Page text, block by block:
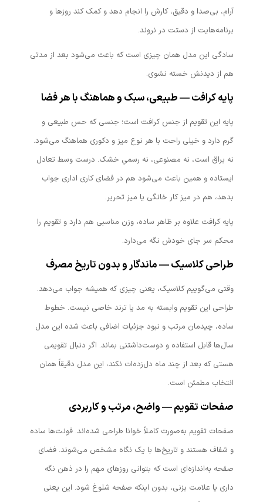
آرام، بی‌صدا و دقیق، کارش را انجام دهد و کمک کند روزها و
برنامه‌هایت از دستت در نروند.
سادگی این مدل همان چیزی است که باعث می‌شود بعد از مدتی
هم از دیدنش خسته نشوی.
پایه کرافت — طبیعی، سبک و هماهنگ با هر فضا
پایه این تقویم از جنس کرافت است؛ جنسی که حس طبیعی و
گرم دارد و خیلی راحت با هر نوع میز و دکوری هماهنگ می‌شود.
نه براق است، نه مصنوعی، نه رسمیِ خشک. درست وسط تعادل
ایستاده و همین باعث می‌شود هم در فضای کاری اداری جواب
بدهد، هم در میز کار خانگی یا میز تحریر.
پایه کرافت علاوه بر ظاهر ساده، وزن مناسبی هم دارد و تقویم را
محکم سر جای خودش نگه می‌دارد.
طراحی کلاسیک — ماندگار و بدون تاریخ مصرف
وقتی می‌گوییم کلاسیک، یعنی چیزی که همیشه جواب می‌دهد.
طراحی این تقویم وابسته به مد یا ترند خاصی نیست. خطوط
ساده، چیدمان مرتب و نبود جزئیات اضافی باعث شده این مدل
سال‌ها قابل استفاده و دوست‌داشتنی بماند. اگر دنبال تقویمی
هستی که بعد از چند ماه دل‌زده‌ات نکند، این مدل دقیقاً همان
انتخاب مطمئن است.
صفحات تقویم — واضح، مرتب و کاربردی
صفحات تقویم به‌صورت کاملاً خوانا طراحی شده‌اند. فونت‌ها ساده
و شفاف هستند و تاریخ‌ها با یک نگاه مشخص می‌شوند. فضای
صفحه به‌اندازه‌ای است که بتوانی روزهای مهم را در ذهن نگه
داری یا علامت بزنی، بدون اینکه صفحه شلوغ شود. این یعنی